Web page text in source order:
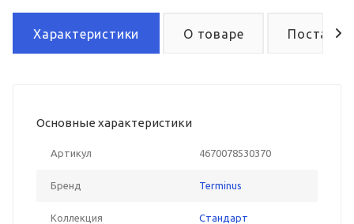
Характеристики О товаре Поставка
Основные характеристики
Артикул 4670078530370
Бренд Terminus
Коллекция Стандарт